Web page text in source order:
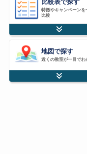
比較表で探す
特徴やキャンペーンを
比較
地図で探す
近くの教室が一目でわ